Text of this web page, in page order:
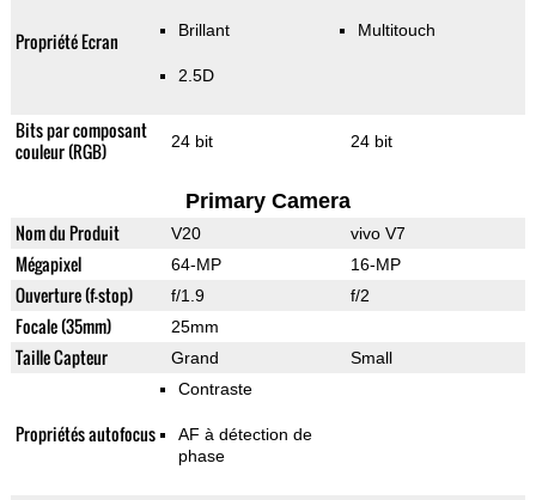
Propriété Ecran Brillant
2.5D
Multitouch
Bits par composant
couleur (RGB)
24 bit 24 bit
Primary Camera
Nom du Produit V20 vivo V7
Mégapixel 64-MP 16-MP
Ouverture (f-stop) f/1.9 f/2
Focale (35mm) 25mm
Taille Capteur Grand Small
Propriétés autofocus
Contraste
AF à détection de
phase